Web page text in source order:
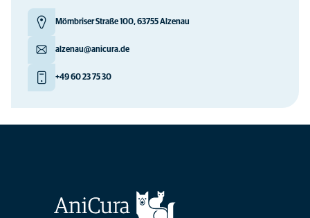
Mömbriser Straße 100, 63755 Alzenau
alzenau@anicura.de
+49 60 23 75 30